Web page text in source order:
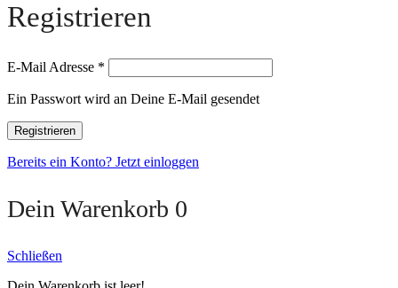
Registrieren
E-Mail Adresse *
Ein Passwort wird an Deine E-Mail gesendet
Registrieren
Bereits ein Konto? Jetzt einloggen
Dein Warenkorb 0
Schließen